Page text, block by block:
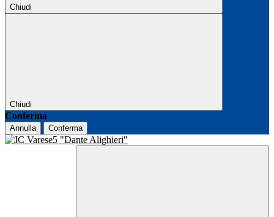
Chiudi
Chiudi
Conferma
Annulla Conferma